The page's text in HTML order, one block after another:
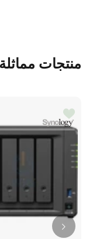
منتجات